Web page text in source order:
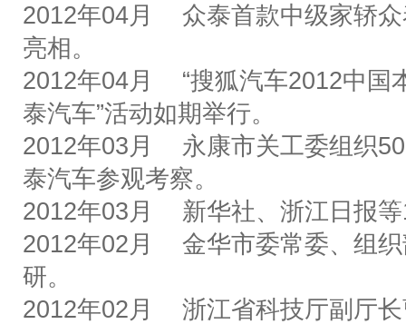
2012年04月
众泰首款中级家轿
亮相。
2012年04月 “搜狐汽车2012中国
泰汽车”活动如期举行。
2012年03月 永康市关工委组织50
泰汽车参观考察。
2012年03月 新华社、浙江日报等
2012年02月
金华市委常委、组
研。
2012年02月
浙江省科技厅副厅